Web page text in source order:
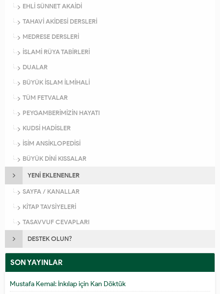
EHLİ SÜNNET AKAİDİ
TAHAVİ AKİDESİ DERSLERİ
MEDRESE DERSLERİ
İSLAMİ RÜYA TABİRLERİ
DUALAR
BÜYÜK İSLAM İLMİHALİ
TÜM FETVALAR
PEYGAMBERİMİZİN HAYATI
KUDSİ HADİSLER
İSİM ANSİKLOPEDİSİ
BÜYÜK DİNİ KISSALAR
YENİ EKLENENLER
SAYFA / KANALLAR
KİTAP TAVSİYELERİ
TASAVVUF CEVAPLARI
DESTEK OLUN?
SON YAYINLAR
Mustafa Kemal: İnkılap için Kan Döktük